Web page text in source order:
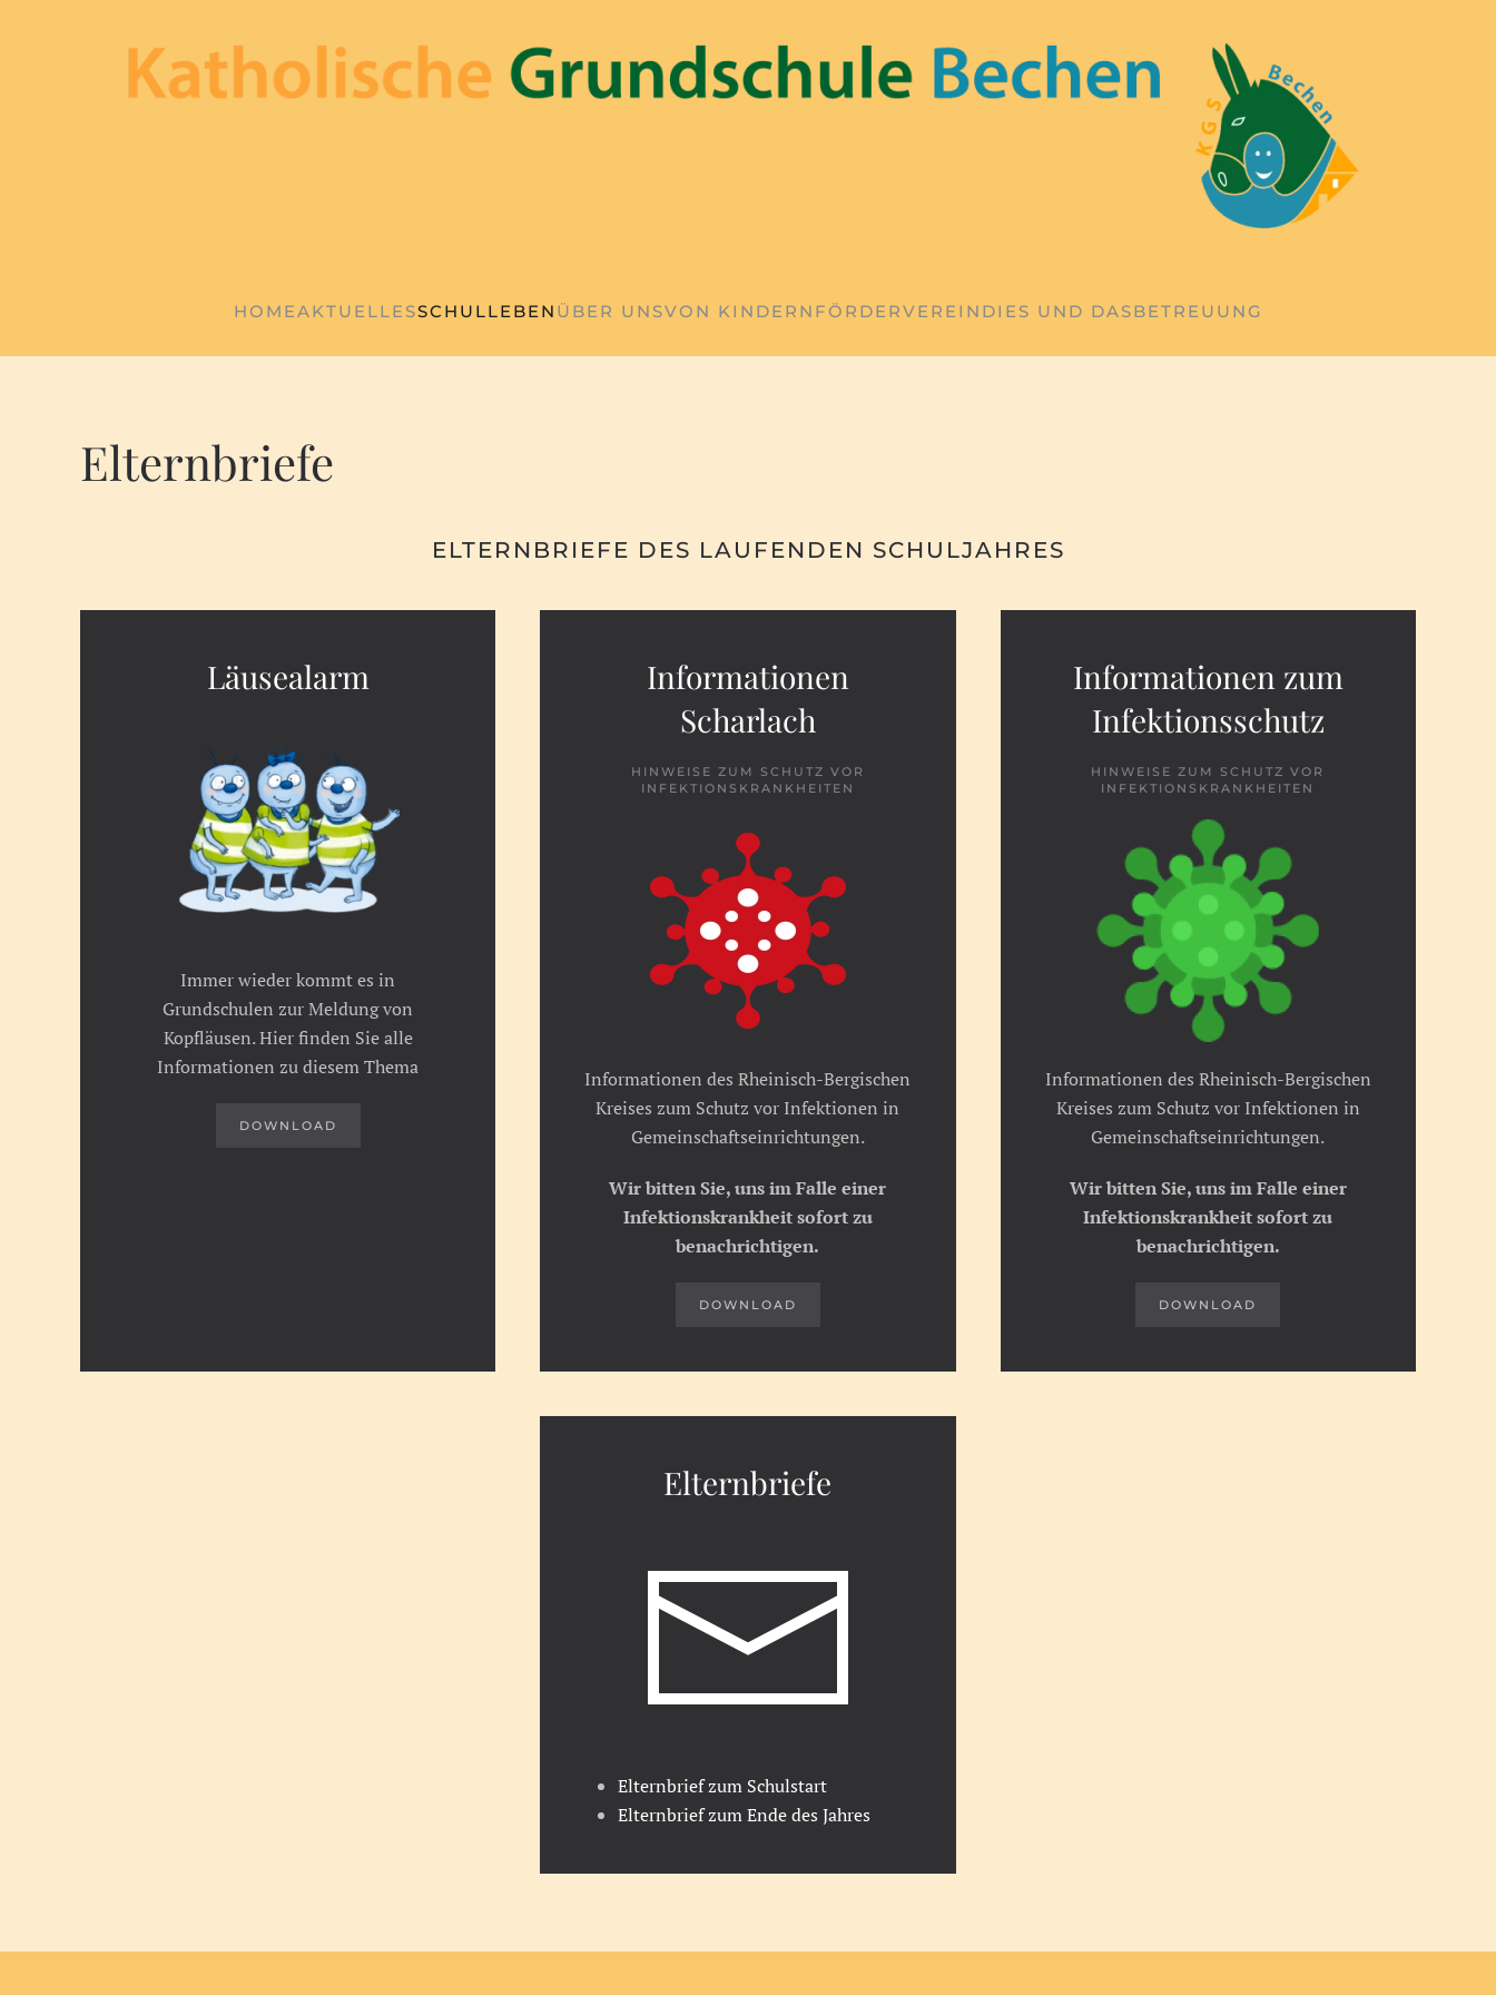
Zum Hauptinhalt springen
HOMEAKTUELLESSCHULLEBEN ÜBER UNSVON KINDERN FÖRDERVEREIN DIES UND DASBETREUUNG
Elternbriefe
ELTERNBRIEFE DES LAUFENDEN SCHULJAHRES
Läusealarm
Immer wieder kommt es in
Grundschulen zur Meldung von
Kopfläusen. Hier finden Sie alle
Informationen zu diesem Thema
DOWNLOAD
Informationen
Scharlach
HINWEISE ZUM SCHUTZ VOR
INFEKTIONSKRANKHEITEN
Informationen des Rheinisch-Bergischen
Kreises zum Schutz vor Infektionen in
Gemeinschaftseinrichtungen.
Wir bitten Sie, uns im Falle einer
Infektionskrankheit sofort zu
benachrichtigen.
DOWNLOAD
Informationen zum
Infektionsschutz
HINWEISE ZUM SCHUTZ VOR
INFEKTIONSKRANKHEITEN
Informationen des Rheinisch-Bergischen
Kreises zum Schutz vor Infektionen in
Gemeinschaftseinrichtungen.
Wir bitten Sie, uns im Falle einer
Infektionskrankheit sofort zu
benachrichtigen.
DOWNLOAD
Elternbriefe
Elternbrief zum Schulstart
Elternbrief zum Ende des Jahres